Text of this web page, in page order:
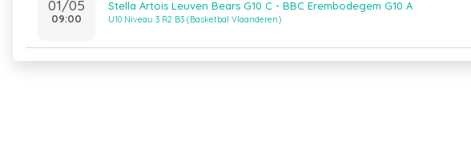
01/05
09:00
Stella Artois Leuven Bears G10 C - BBC Erembodegem G10 A
U10 Niveau 3 R2 B3 (Basketbal Vlaanderen)